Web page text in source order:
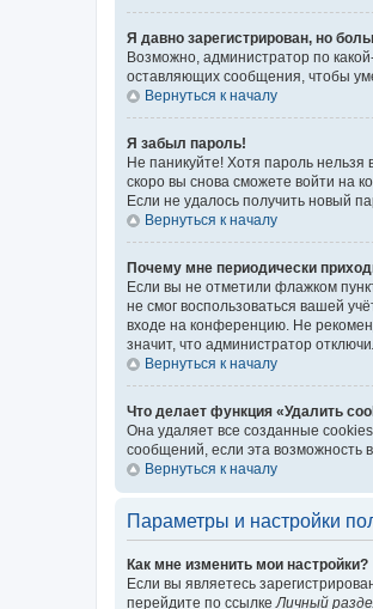
Я давно зарегистрирован, но
Возможно, администратор по
оставляющих сообщения, чтобы
Вернуться к началу
Я забыл пароль!
Не паникуйте! Хотя пароль
скоро вы снова сможете войти на
Если не удалось получить новый
Вернуться к началу
Почему мне периодически
Если вы не отметили флажком
не смог воспользоваться вашей
входе на конференцию. Не
значит, что администратор
Вернуться к началу
Что делает функция «Удалить
Она удаляет все созданные
сообщений, если эта возможность
Вернуться к началу
Параметры и настройки
Как мне изменить мои настройки?
Если вы являетесь
перейдите по ссылке Личный